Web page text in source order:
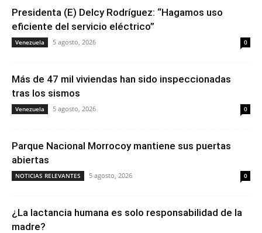
Presidenta (E) Delcy Rodríguez: “Hagamos uso
eficiente del servicio eléctrico”
Venezuela 5 agosto, 2026 0
Más de 47 mil viviendas han sido inspeccionadas
tras los sismos
Venezuela 5 agosto, 2026 0
Parque Nacional Morrocoy mantiene sus puertas
abiertas
NOTICIAS RELEVANTES 5 agosto, 2026 0
¿La lactancia humana es solo responsabilidad de la
madre?